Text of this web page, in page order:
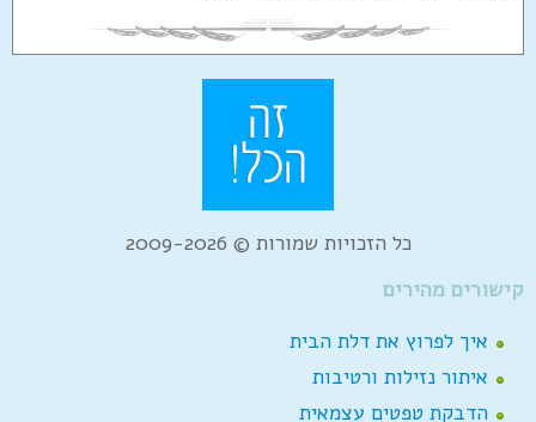
כל הזכויות שמורות © 2009-2026
קישורים מהירים
איך לפרוץ את דלת הבית
איתור נזילות ורטיבות
הדבקת טפטים עצמאית